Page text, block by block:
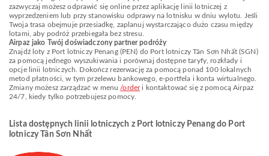
zazwyczaj możesz odprawić się online przez aplikację linii lotniczej z
wyprzedzeniem lub przy stanowisku odprawy na lotnisku w dniu wylotu. Jeśli
Twoja trasa obejmuje przesiadkę, zaplanuj wystarczająco dużo czasu między
lotami, aby podróż przebiegała bez stresu.
Airpaz jako Twój doświadczony partner podróży
Znajdź loty z Port lotniczy Penang (PEN) do Port lotniczy Tân Sơn Nhất (SGN)
za pomocą jednego wyszukiwania i porównaj dostępne taryfy, rozkłady i
opcje linii lotniczych. Dokończ rezerwację za pomocą ponad 100 lokalnych
metod płatności, w tym przelewu bankowego, e-portfela i konta wirtualnego.
Zmiany możesz zarządzać w menu /orderi kontaktować się z pomocą Airpaz
24/7, kiedy tylko potrzebujesz pomocy.
Lista dostępnych linii lotniczych z Port lotniczy Penang do Port
lotniczy Tân Sơn Nhất